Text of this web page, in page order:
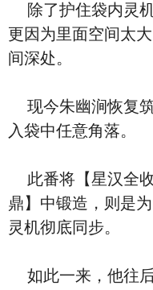
除了护住袋内灵机
更因为里面空间太
间深处。
现今朱幽涧恢复
入袋中任意角落。
此番将【星汉全
鼎】中锻造，则是
灵机彻底同步。
如此一来，他往